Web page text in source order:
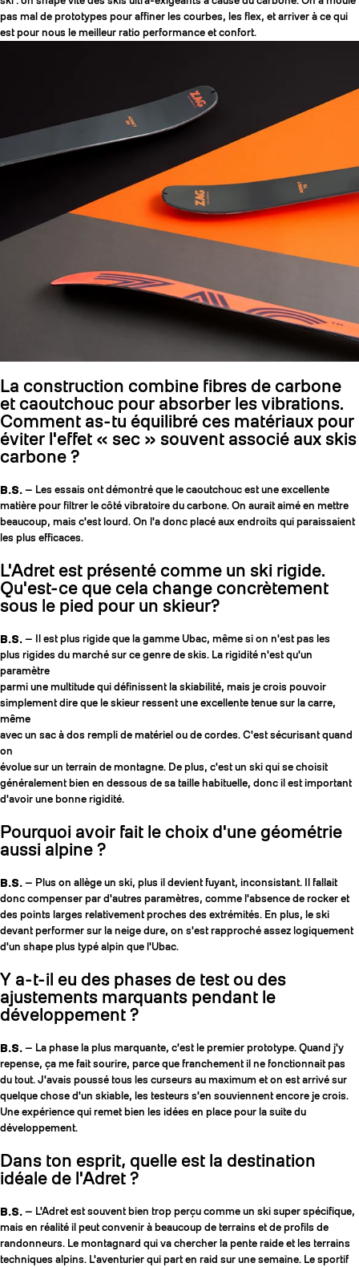
pas mal de prototypes pour affiner les courbes, les flex, et arriver à ce qui
est pour nous le meilleur ratio performance et confort.
La construction combine fibres de carbone
et caoutchouc pour absorber les vibrations.
Comment as-tu équilibré ces matériaux pour
éviter l'effet « sec » souvent associé aux skis
carbone ?
B.S. — Les essais ont démontré que le caoutchouc est une excellente
matière pour filtrer le côté vibratoire du carbone. On aurait aimé en mettre
beaucoup, mais c'est lourd. On l'a donc placé aux endroits qui paraissaient
les plus efficaces.
L'Adret est présenté comme un ski rigide.
Qu'est-ce que cela change concrètement
sous le pied pour un skieur?
B.S. — Il est plus rigide que la gamme Ubac, même si on n'est pas les
plus rigides du marché sur ce genre de skis. La rigidité n'est qu'un
paramètre
parmi une multitude qui définissent la skiabilité, mais je crois pouvoir
simplement dire que le skieur ressent une excellente tenue sur la carre,
même
avec un sac à dos rempli de matériel ou de cordes. C'est sécurisant quand
on
évolue sur un terrain de montagne. De plus, c'est un ski qui se choisit
généralement bien en dessous de sa taille habituelle, donc il est important
d'avoir une bonne rigidité.
Pourquoi avoir fait le choix d'une géométrie
aussi alpine ?
B.S. — Plus on allège un ski, plus il devient fuyant, inconsistant. Il fallait
donc compenser par d'autres paramètres, comme l'absence de rocker et
des points larges relativement proches des extrémités. En plus, le ski
devant performer sur la neige dure, on s'est rapproché assez logiquement
d'un shape plus typé alpin que l'Ubac.
Y a-t-il eu des phases de test ou des
ajustements marquants pendant le
développement ?
B.S. — La phase la plus marquante, c'est le premier prototype. Quand j'y
repense, ça me fait sourire, parce que franchement il ne fonctionnait pas
du tout. J'avais poussé tous les curseurs au maximum et on est arrivé sur
quelque chose d'un skiable, les testeurs s'en souviennent encore je crois.
Une expérience qui remet bien les idées en place pour la suite du
développement.
Dans ton esprit, quelle est la destination
idéale de l'Adret ?
B.S. — L'Adret est souvent bien trop perçu comme un ski super spécifique,
mais en réalité il peut convenir à beaucoup de terrains et de profils de
randonneurs. Le montagnard qui va chercher la pente raide et les terrains
techniques alpins. L'aventurier qui part en raid sur une semaine. Le sportif